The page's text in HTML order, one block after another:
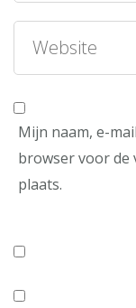
Mijn naam, e-
browser voor de
plaats.